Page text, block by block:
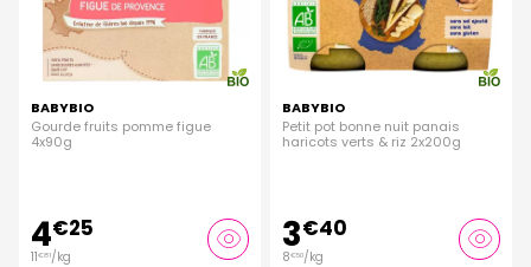
BABYBIO
Gourde fruits pomme figue
4x90g
4€25
11€81/kg
BABYBIO
Petit pot bonne nuit panais
haricots verts & riz 2x200g
3€40
8€50/kg